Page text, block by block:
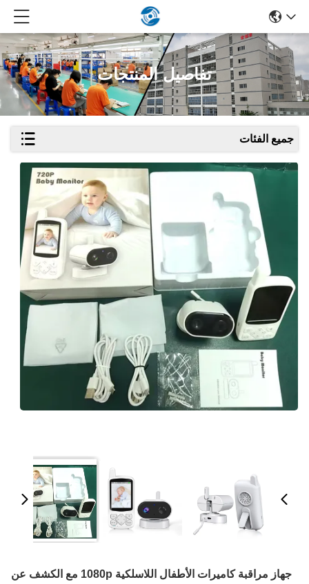
تفاصيل المنتجات
جميع الفئات
جهاز مراقبة كاميرات الأطفال اللاسلكية 1080p مع الكشف عن